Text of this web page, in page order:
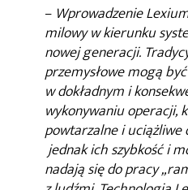
– Wprowadzenie
milowy w kierunku
nowej generacji.
przemysłowe mogą
w dokładnym i
wykonywaniu operacji,
powtarzalne i uciążliwe
jednak ich szybkość i
nadają się do pracy